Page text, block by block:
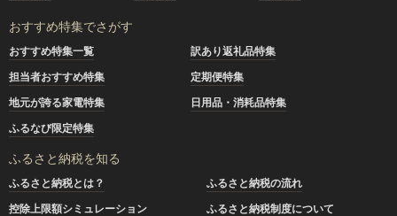
おすすめ特集でさがす
おすすめ特集一覧
訳あり返礼品特集
担当者おすすめ特集
定期便特集
地元が誇る家電特集
日用品・消耗品特集
ふるなび限定特集
ふるさと納税を知る
ふるさと納税とは？
ふるさと納税の流れ
控除上限額シミュレーション
ふるさと納税制度について